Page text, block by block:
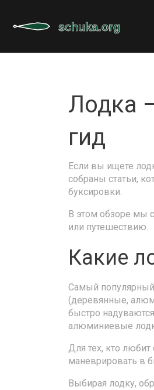
Лодка
гид
Если вы ищете
собраны статьи,
буксировки.
В этом обзоре мы
или путешествию.
Какие
Самый популярный
(деревянные,
быстро
алюминиевые
Для тех, кто
маневрировать в
Выбирая лодку,